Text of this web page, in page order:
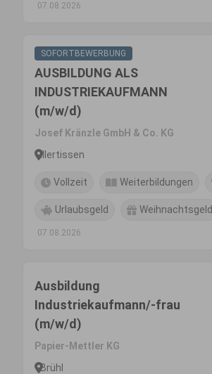
07.08.2026
SOFORTBEWERBUNG
AUSBILDUNG ALS
INDUSTRIEKAUFMANN
(m/w/d)
Josef Kränzle GmbH & Co. KG
Illertissen
Vollzeit Weiterbildungen
Urlaubsgeld Weihnachtsgeld
07.08.2026
Ausbildung
Industriekaufmann/-frau
(m/w/d)
Papier-Mettler KG
Brühl